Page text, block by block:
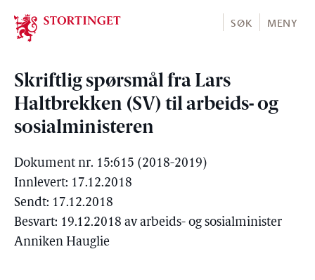
Stortinget.no
SØK MENY
Skriftlig spørsmål fra Lars
Haltbrekken (SV) til arbeids- og
sosialministeren
Dokument nr. 15:615 (2018-2019)
Innlevert: 17.12.2018
Sendt: 17.12.2018
Besvart: 19.12.2018 av arbeids- og sosialminister
Anniken Hauglie